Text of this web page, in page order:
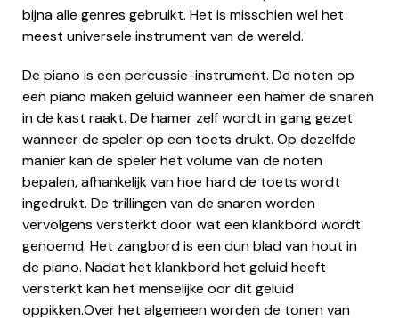
bijna alle genres gebruikt. Het is misschien wel het
meest universele instrument van de wereld.
De piano is een percussie-instrument. De noten op
een piano maken geluid wanneer een hamer de snaren
in de kast raakt. De hamer zelf wordt in gang gezet
wanneer de speler op een toets drukt. Op dezelfde
manier kan de speler het volume van de noten
bepalen, afhankelijk van hoe hard de toets wordt
ingedrukt. De trillingen van de snaren worden
vervolgens versterkt door wat een klankbord wordt
genoemd. Het zangbord is een dun blad van hout in
de piano. Nadat het klankbord het geluid heeft
versterkt kan het menselijke oor dit geluid
oppikken.Over het algemeen worden de tonen van